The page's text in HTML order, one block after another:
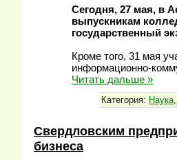
Сегодня, 27 мая, в
выпускникам
государственный
Кроме того, 31 мая
информационно-
Читать дальше »
Категория:
Свердловским
бизнеса